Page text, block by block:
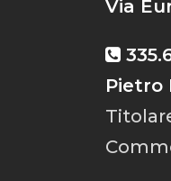
Via
Pietro